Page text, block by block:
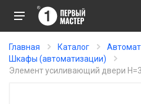
Главная Каталог
Шкафы (автоматизации)
Элемент усиливающий двери